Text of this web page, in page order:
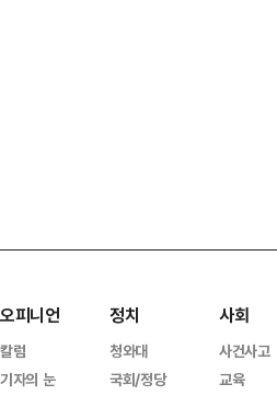
오피니언
칼럼
기자의 눈
정치
청와대
국회/정당
사회
사건사고
교육